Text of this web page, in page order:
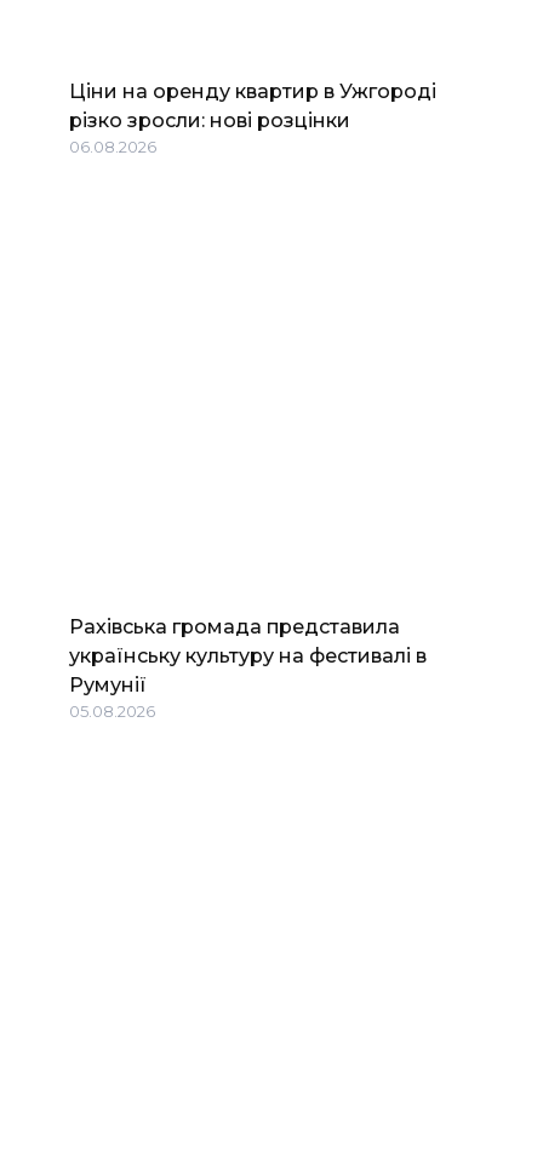
Ціни на оренду квартир в Ужгороді
різко зросли: нові розцінки
06.08.2026
Рахівська громада представила
українську культуру на фестивалі в
Румунії
05.08.2026